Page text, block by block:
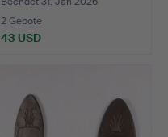
2 Gebote
43 USD